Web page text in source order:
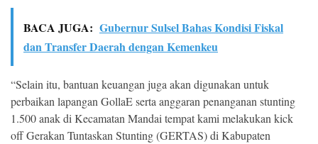
BACA JUGA: Gubernur Sulsel Bahas Kondisi Fiskal
dan Transfer Daerah dengan Kemenkeu
“Selain itu, bantuan keuangan juga akan digunakan untuk
perbaikan lapangan GollaE serta anggaran penanganan stunting
1.500 anak di Kecamatan Mandai tempat kami melakukan kick
off Gerakan Tuntaskan Stunting (GERTAS) di Kabupaten